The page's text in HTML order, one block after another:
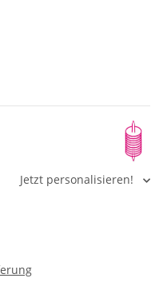
Jetzt personalisieren!